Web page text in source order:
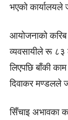
भएको कार्यालयले
आयोजनाको करिब
व्यवसायीले रू
लिएपछि बाँकी
दिवाकर मण्डलले
सिँचाइ अभावका